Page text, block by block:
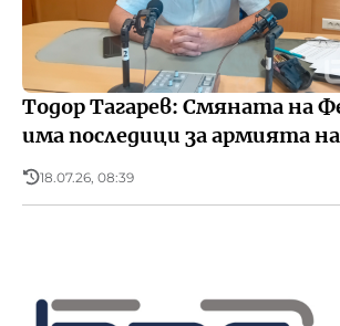
Тодор Тагарев: Смяната на
има последици за армията
18.07.26, 08:39